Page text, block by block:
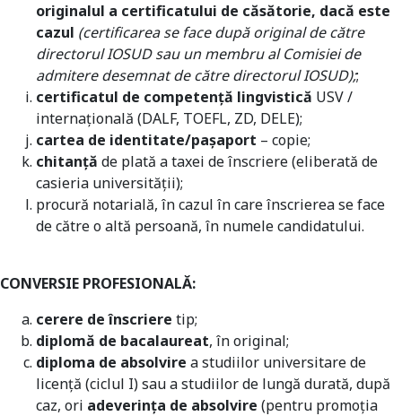
originalul a certificatului de căsătorie, dacă este
cazul (certificarea se face după original de către
directorul IOSUD sau un membru al Comisiei de
admitere desemnat de către directorul IOSUD);;
certificatul de competenţă lingvistică USV /
internaţională (DALF, TOEFL, ZD, DELE);
cartea de identitate/pașaport – copie;
chitanţă de plată a taxei de înscriere (eliberată de
casieria universităţii);
procură notarială, în cazul în care înscrierea se face
de către o altă persoană, în numele candidatului.
CONVERSIE PROFESIONALĂ:
cerere de înscriere tip;
diplomă de bacalaureat, în original;
diploma de absolvire a studiilor universitare de
licenţă (ciclul I) sau a studiilor de lungă durată, după
caz, ori adeverinţa de absolvire (pentru promoţia